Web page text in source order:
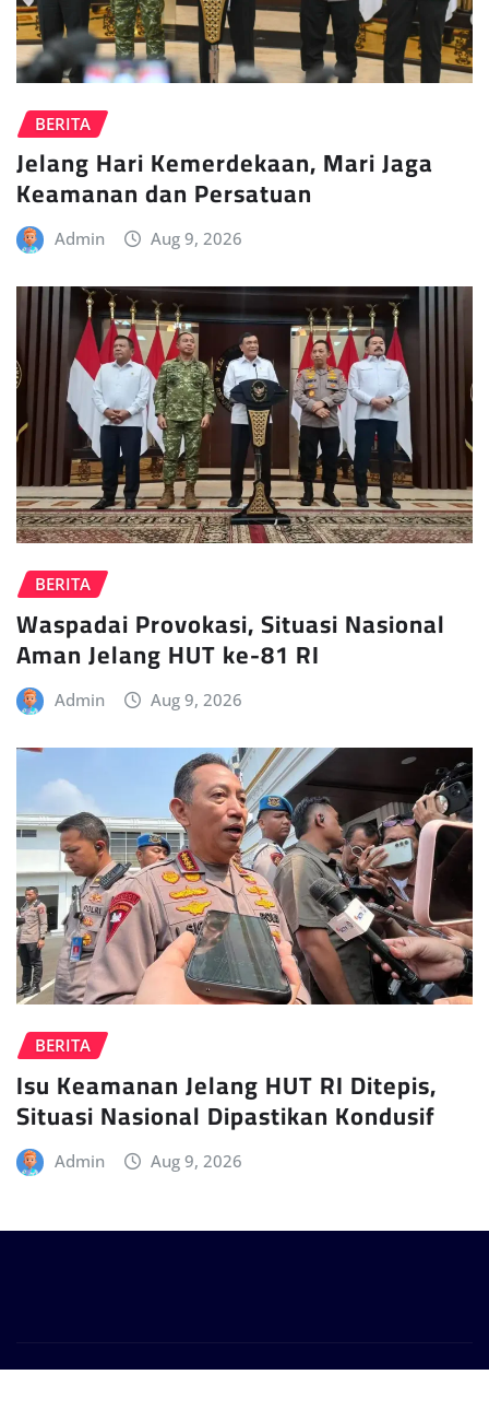
BERITA
Jelang Hari Kemerdekaan, Mari Jaga
Keamanan dan Persatuan
Admin Aug 9, 2026
BERITA
Waspadai Provokasi, Situasi Nasional
Aman Jelang HUT ke-81 RI
Admin Aug 9, 2026
BERITA
Isu Keamanan Jelang HUT RI Ditepis,
Situasi Nasional Dipastikan Kondusif
Admin Aug 9, 2026